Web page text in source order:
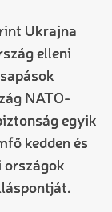
Ukrajna
elleni
NATO-
egyik
kedden és
országok